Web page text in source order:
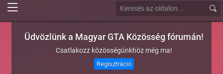
Üdvözlünk a Magyar GTA Közösség fórumán!
Csatlakozz közösségünkhöz még ma!
Regisztráció